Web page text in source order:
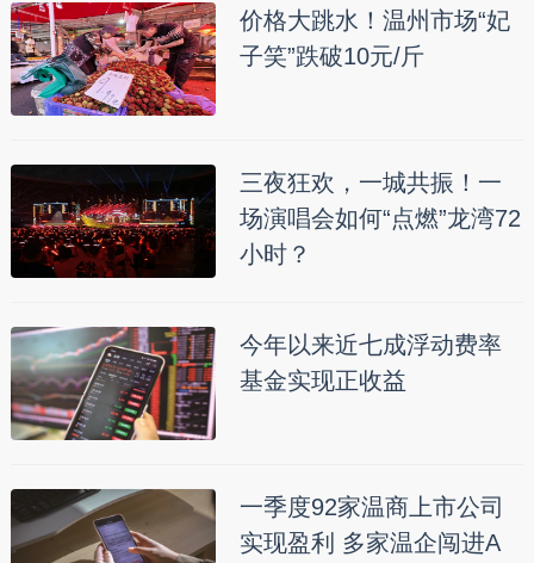
价格大跳水！温州市场“妃
子笑”跌破10元/斤
三夜狂欢，一城共振！一
场演唱会如何“点燃”龙湾72
小时？
今年以来近七成浮动费率
基金实现正收益
一季度92家温商上市公司
实现盈利 多家温企闯进A